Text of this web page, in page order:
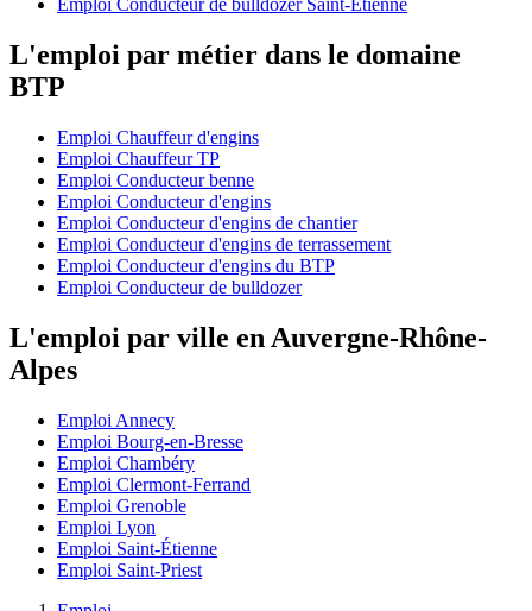
Emploi Conducteur de bulldozer Saint-Étienne
L'emploi par métier dans le domaine
BTP
Emploi Chauffeur d'engins
Emploi Chauffeur TP
Emploi Conducteur benne
Emploi Conducteur d'engins
Emploi Conducteur d'engins de chantier
Emploi Conducteur d'engins de terrassement
Emploi Conducteur d'engins du BTP
Emploi Conducteur de bulldozer
L'emploi par ville en Auvergne-Rhône-
Alpes
Emploi Annecy
Emploi Bourg-en-Bresse
Emploi Chambéry
Emploi Clermont-Ferrand
Emploi Grenoble
Emploi Lyon
Emploi Saint-Étienne
Emploi Saint-Priest